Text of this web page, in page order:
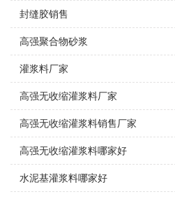
封缝胶销售
高强聚合物砂浆
灌浆料厂家
高强无收缩灌浆料厂家
高强无收缩灌浆料销售厂家
高强无收缩灌浆料哪家好
水泥基灌浆料哪家好